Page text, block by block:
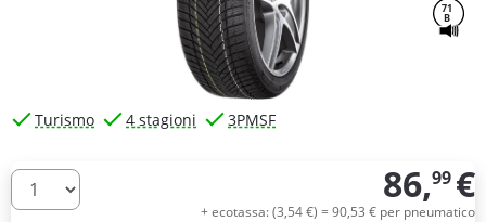
71
B
Turismo 4 stagioni 3PMSF
Quantità 86,99 €
+ ecotassa: (3,54€) = 90,53 € per pneumatico